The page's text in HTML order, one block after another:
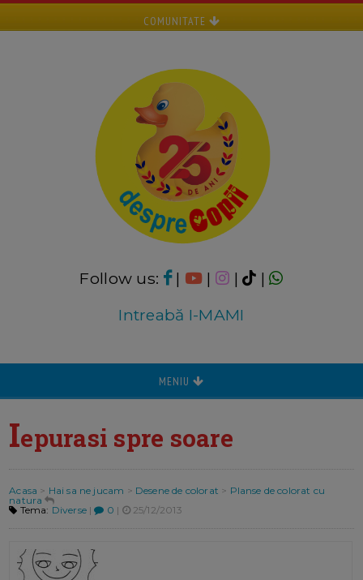
COMUNITATE
Follow us: | | |
|
Intreabă I-MAMI
MENIU
Iepurasi spre soare
Acasa > Hai sa ne jucam > Desene de colorat > Planse de colorat cu
natura
Tema: Diverse| 0 | 25/12/2013